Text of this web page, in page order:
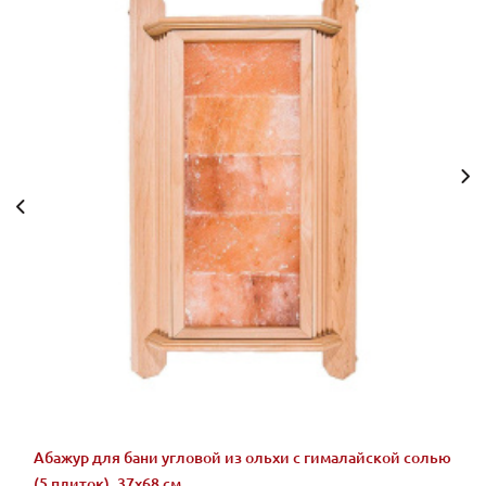
Абажур для бани угловой из ольхи с гималайской солью